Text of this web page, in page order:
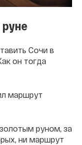
Сочи в
он тогда
маршрут
руном, за
ни маршрут